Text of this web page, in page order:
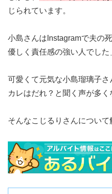
じられています。
小島さんはInstagramで夫の
優しく責任感の強い人でした
可愛くて元気な小島瑠璃子
カレはだれ？と聞く声が多く
そんなこじるりさんについて